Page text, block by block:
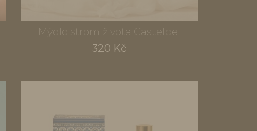
Mýdlo strom života Castelbel
320 Kč